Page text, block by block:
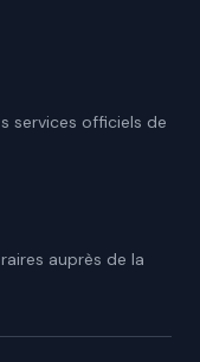
services officiels de
auprès de la